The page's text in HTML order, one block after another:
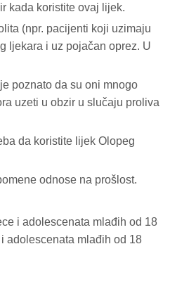
kada koristite ovaj lijek.
(npr. pacijenti koji uzimaju
ljekara i uz pojačan oprez. U
poznato da su oni mnogo
uzeti u obzir u slučaju proliva
da koristite lijek Olopeg
odnose na prošlost.
i adolescenata mlađih od 18
adolescenata mlađih od 18